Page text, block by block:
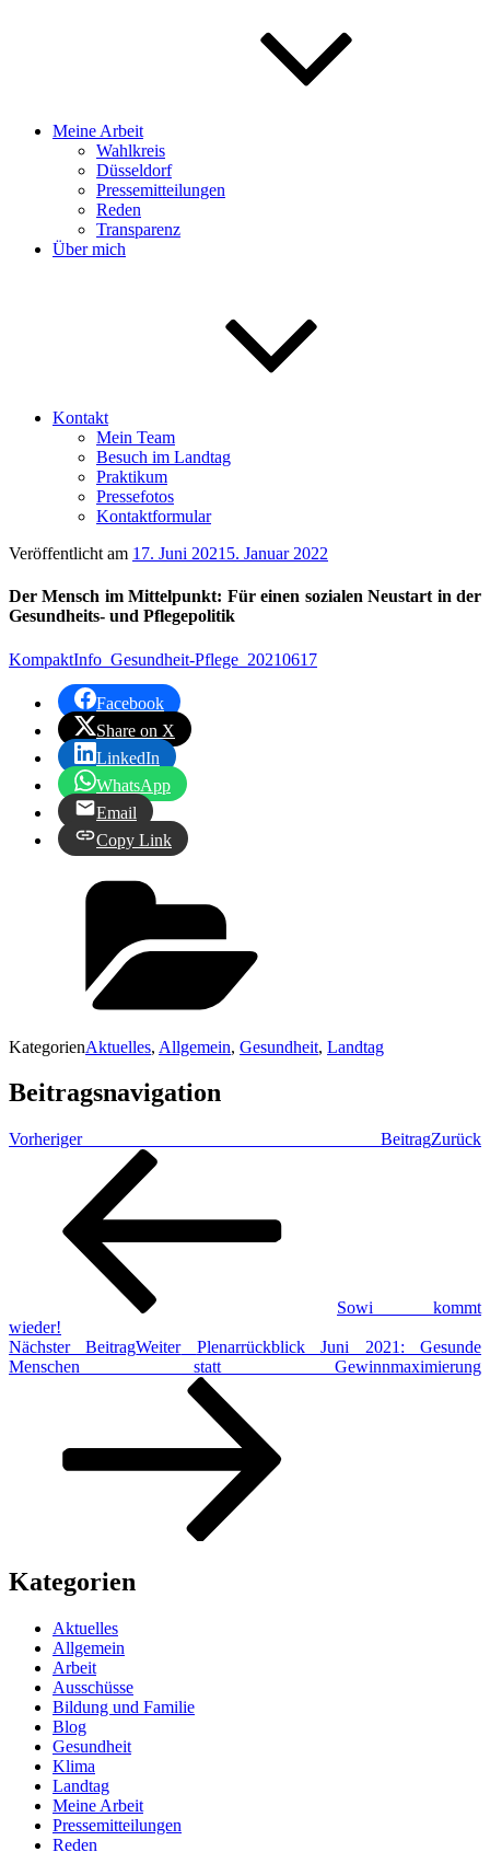
Meine Arbeit
Wahlkreis
Düsseldorf
Pressemitteilungen
Reden
Transparenz
Über mich
Kontakt
Mein Team
Besuch im Landtag
Praktikum
Pressefotos
Kontaktformular
Veröffentlicht am 17. Juni 2021 5. Januar 2022
Der Mensch im Mittelpunkt: Für einen sozialen Neustart in der
Gesundheits- und Pflegepolitik
KompaktInfo_Gesundheit-Pflege_20210617
Facebook
Share on X
LinkedIn
WhatsApp
Email
Copy Link
KategorienAktuelles, Allgemein, Gesundheit, Landtag
Beitragsnavigation
Vorheriger BeitragZurück
Sowi kommt
wieder!
Nächster BeitragWeiter
Plenarrückblick Juni 2021: Gesunde
Menschen statt Gewinnmaximierung
Kategorien
Aktuelles
Allgemein
Arbeit
Ausschüsse
Bildung und Familie
Blog
Gesundheit
Klima
Landtag
Meine Arbeit
Pressemitteilungen
Reden